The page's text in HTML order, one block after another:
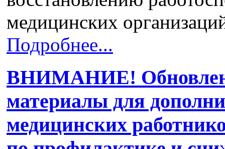
медицинских
Подробнее...
ВНИМАНИЕ!
материалы для
медицинских